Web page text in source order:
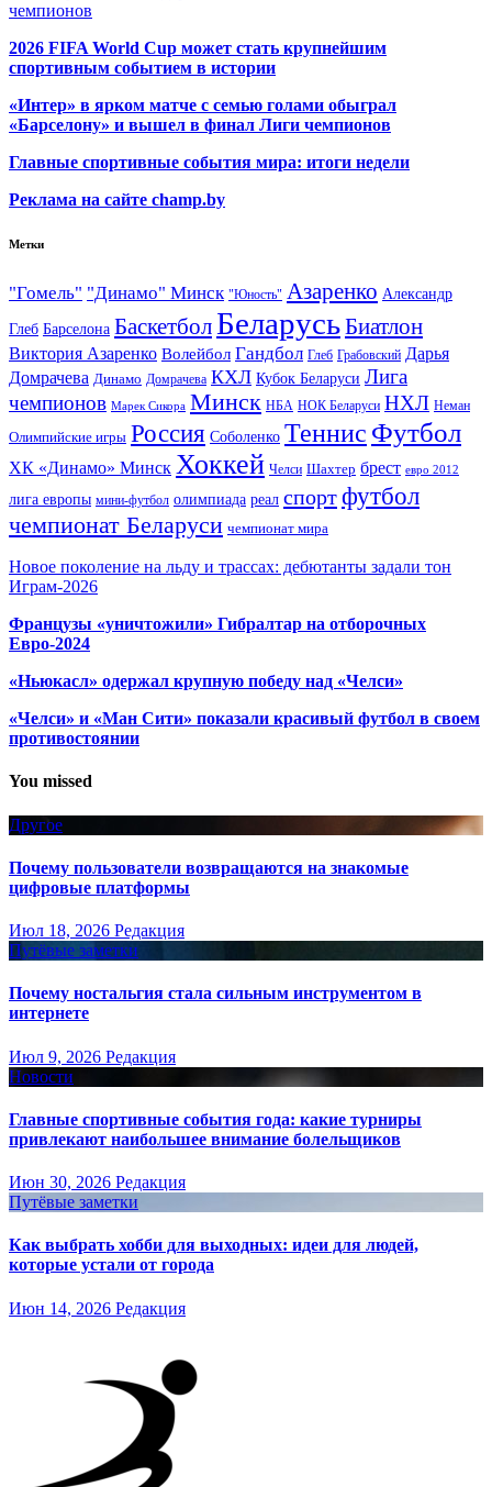
чемпионов
2026 FIFA World Cup может стать крупнейшим
спортивным событием в истории
«Интер» в ярком матче с семью голами обыграл
«Барселону» и вышел в финал Лиги чемпионов
Главные спортивные события мира: итоги недели
Реклама на сайте champ.by
Метки
"Гомель" "Динамо" Минск "Юность" Азаренко Александр
Глеб Барселона Баскетбол БеларусьБиатлон
Виктория Азаренко Волейбол Гандбол Глеб Грабовский Дарья
Домрачева Динамо Домрачева КХЛ Кубок Беларуси Лига
чемпионов Марек Сикора Минск НБА НОК Беларуси НХЛ Неман
Олимпийские игры Россия Соболенко Теннис Футбол
ХК «Динамо» Минск Хоккей Челси Шахтер брест евро 2012
лига европы мини-футбол олимпиада реал спортфутбол
чемпионат Беларуси чемпионат мира
Новое поколение на льду и трассах: дебютанты задали тон
Играм-2026
Французы «уничтожили» Гибралтар на отборочных
Евро-2024
«Ньюкасл» одержал крупную победу над «Челси»
«Челси» и «Ман Сити» показали красивый футбол в своем
противостоянии
You missed
Другое
Почему пользователи возвращаются на знакомые
цифровые платформы
Июл 18, 2026 Редакция
Путёвые заметки
Почему ностальгия стала сильным инструментом в
интернете
Июл 9, 2026 Редакция
Новости
Главные спортивные события года: какие турниры
привлекают наибольшее внимание болельщиков
Июн 30, 2026 Редакция
Путёвые заметки
Как выбрать хобби для выходных: идеи для людей,
которые устали от города
Июн 14, 2026 Редакция